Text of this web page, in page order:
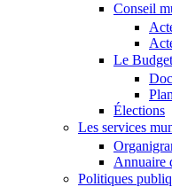
Conseil
Le Budget
Élections
Les services
Annuaire
Politiques